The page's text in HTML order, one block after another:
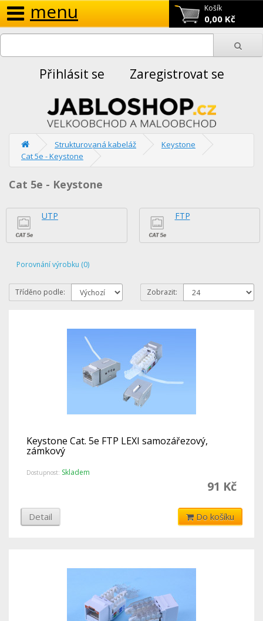
Košík
0,00 Kč
menu
Přihlásit se Zaregistrovat se
Strukturovaná kabeláž
Keystone
Cat 5e - Keystone
Cat 5e - Keystone
UTP FTP
Porovnání výrobku (0)
Tříděno podle: Zobrazit:
Keystone Cat. 5e FTP LEXI samozářezový,
zámkový
Dostupnost: Skladem
91 Kč
Detail Do košíku